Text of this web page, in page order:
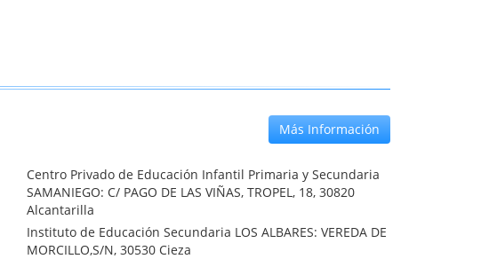
Más Información
Centro Privado de Educación Infantil Primaria y Secundaria
SAMANIEGO: C/ PAGO DE LAS VIÑAS, TROPEL, 18, 30820
Alcantarilla
Instituto de Educación Secundaria LOS ALBARES: VEREDA DE
MORCILLO,S/N, 30530 Cieza